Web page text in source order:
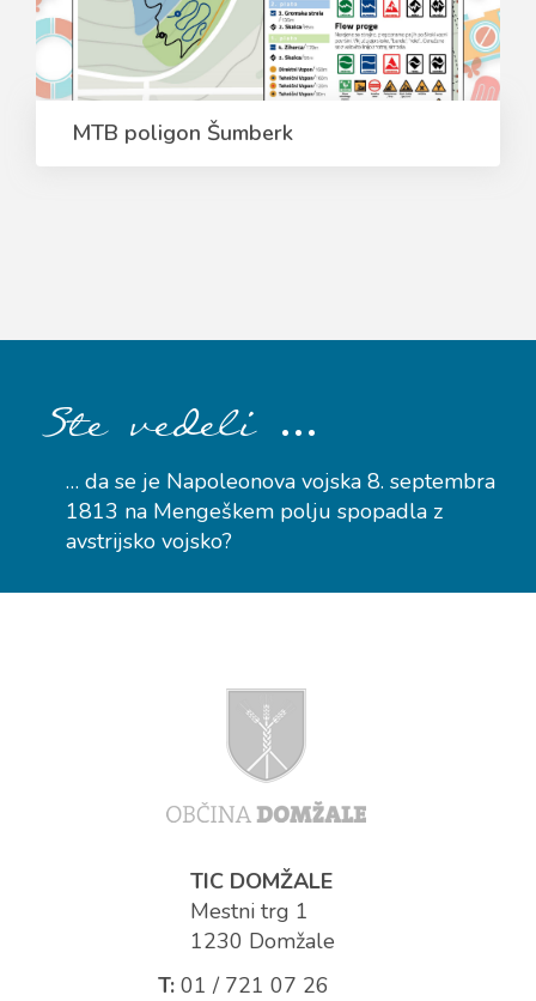
MTB poligon Šumberk
Ste vedeli …
… da se je Napoleonova vojska 8. septembra
1813 na Mengeškem polju spopadla z
avstrijsko vojsko?
TIC DOMŽALE
Mestni trg 1
1230 Domžale
T:01 / 721 07 26